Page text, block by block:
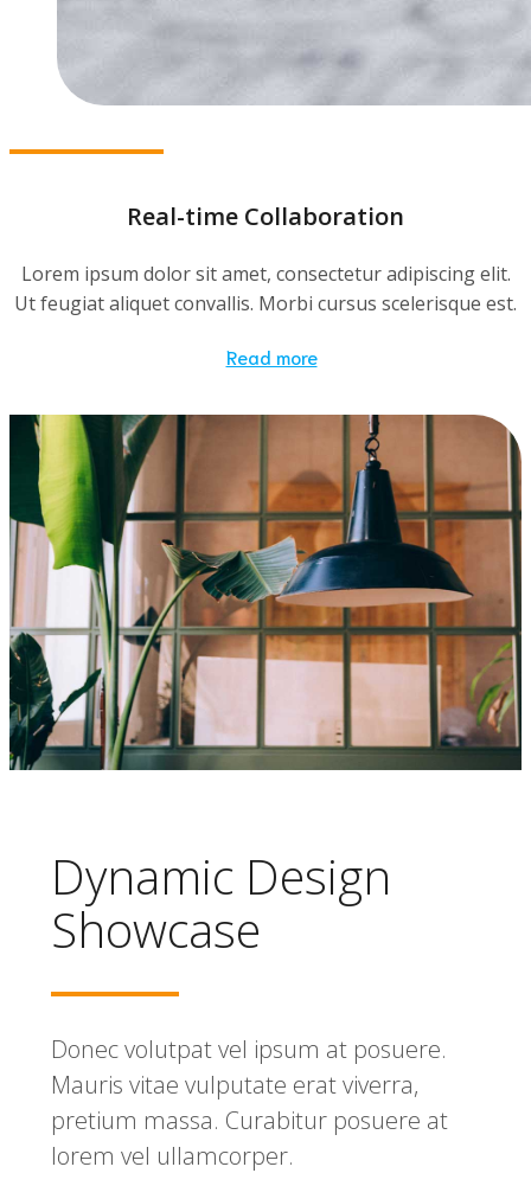
Real-time Collaboration
Lorem ipsum dolor sit amet, consectetur adipiscing elit.
Ut feugiat aliquet convallis. Morbi cursus scelerisque est.
Read more
Dynamic Design
Showcase
Donec volutpat vel ipsum at posuere.
Mauris vitae vulputate erat viverra,
pretium massa. Curabitur posuere at
lorem vel ullamcorper.